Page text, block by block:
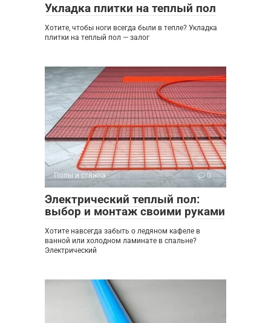
Укладка плитки на теплый пол
Хотите, чтобы ноги всегда были в тепле? Укладка
плитки на теплый пол — залог
Полы и стяжка 0
Электрический теплый пол:
выбор и монтаж своими руками
Хотите навсегда забыть о ледяном кафеле в
ванной или холодном ламинате в спальне?
Электрический